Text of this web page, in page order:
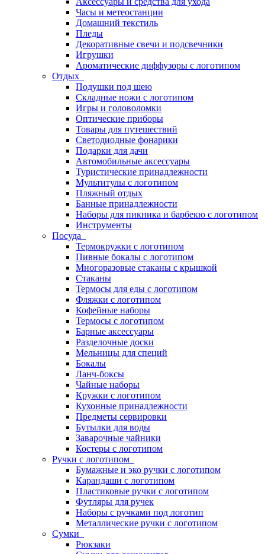
Часы и метеостанции
Домашний текстиль
Пледы
Декоративные свечи и подсвечники
Игрушки
Ароматические диффузоры с логотипом
Отдых
Подушки под шею
Складные ножи с логотипом
Игры и головоломки
Оптические приборы
Товары для путешествий
Светодиодные фонарики
Подарки для дачи
Автомобильные аксессуары
Туристические принадлежности
Мультитулы с логотипом
Пляжный отдых
Банные принадлежности
Наборы для пикника и барбекю с логотипом
Инструменты
Посуда
Термокружки с логотипом
Пивные бокалы с логотипом
Многоразовые стаканы с крышкой
Стаканы
Термосы для еды с логотипом
Фляжки с логотипом
Кофейные наборы
Термосы с логотипом
Барные аксессуары
Разделочные доски
Мельницы для специй
Бокалы
Ланч-боксы
Чайные наборы
Кружки с логотипом
Кухонные принадлежности
Предметы сервировки
Бутылки для воды
Заварочные чайники
Костеры с логотипом
Ручки с логотипом
Бумажные и эко ручки с логотипом
Карандаши с логотипом
Пластиковые ручки с логотипом
Футляры для ручек
Наборы с ручками под логотип
Металлические ручки с логотипом
Сумки
Рюкзаки